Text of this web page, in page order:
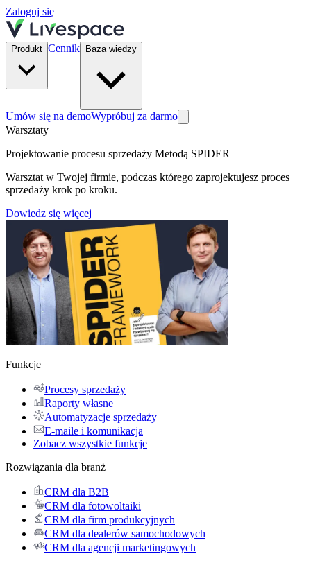
Zaloguj się
Produkt Cennik Baza wiedzy
Umów się na demoWypróbuj za darmo
Warsztaty
Projektowanie procesu sprzedaży Metodą SPIDER
Warsztat w Twojej firmie, podczas którego zaprojektujesz proces
sprzedaży krok po kroku.
Dowiedz się więcej
Funkcje
Procesy sprzedaży
Raporty własne
Automatyzacje sprzedaży
E-maile i komunikacja
Zobacz wszystkie funkcje
Rozwiązania dla branż
CRM dla B2B
CRM dla fotowoltaiki
CRM dla firm produkcyjnych
CRM dla dealerów samochodowych
CRM dla agencji marketingowych